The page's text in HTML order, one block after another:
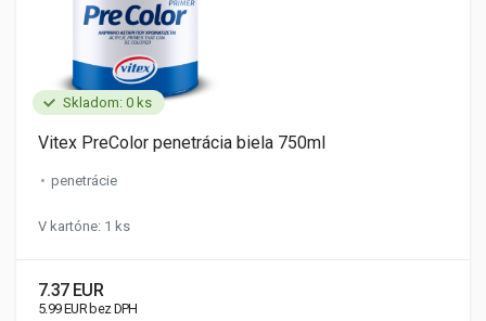
Skladom: 0 ks
Vitex PreColor penetrácia biela 750ml
penetrácie
V kartóne: 1 ks
7.37 EUR
5.99 EUR bez DPH